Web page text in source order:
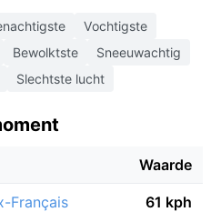
Vochtigste
Bewolktste
Sneeuwachtig
Slechtste lucht
Waarde
Français 61 kph